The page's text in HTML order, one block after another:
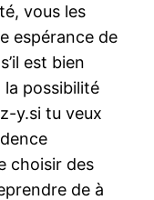
vous les
espérance de
est bien
la possibilité
y.si tu veux
choisir des
de à